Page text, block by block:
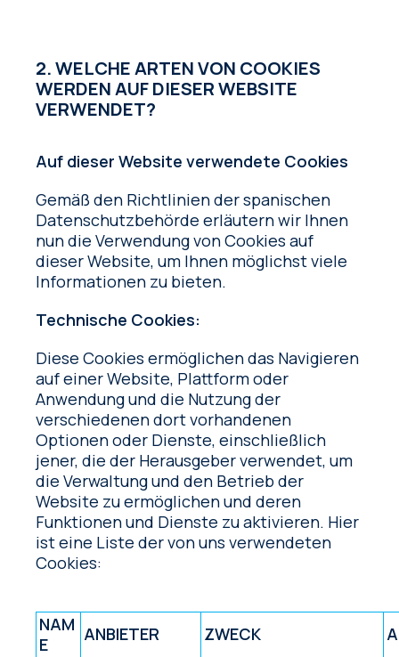
2. WELCHE ARTEN VON COOKIES
WERDEN AUF DIESER WEBSITE
VERWENDET?
Auf dieser Website verwendete Cookies
Gemäß den Richtlinien der spanischen
Datenschutzbehörde erläutern wir Ihnen
nun die Verwendung von Cookies auf
dieser Website, um Ihnen möglichst viele
Informationen zu bieten.
Technische Cookies:
Diese Cookies ermöglichen das Navigieren
auf einer Website, Plattform oder
Anwendung und die Nutzung der
verschiedenen dort vorhandenen
Optionen oder Dienste, einschließlich
jener, die der Herausgeber verwendet, um
die Verwaltung und den Betrieb der
Website zu ermöglichen und deren
Funktionen und Dienste zu aktivieren. Hier
ist eine Liste der von uns verwendeten
Cookies:
NAM
E
ANBIETER ZWECK